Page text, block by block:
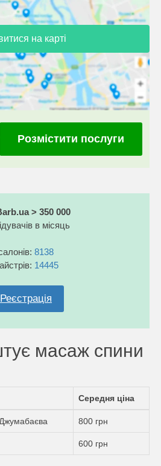
на карті
Розмістити послуги
> 350 000
в місяць
8138
14445
Реєстрація
масаж спини
Середня ціна
800 грн
600 грн